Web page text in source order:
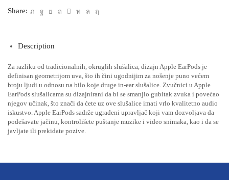
Share:
Description
Za razliku od tradicionalnih, okruglih slušalica, dizajn Apple EarPods je
definisan geometrijom uva, što ih čini ugodnijim za nošenje puno većem
broju ljudi u odnosu na bilo koje druge in-ear slušalice. Zvučnici u Apple
EarPods slušalicama su dizajnirani da bi se smanjio gubitak zvuka i povećao
njegov učinak, što znači da ćete uz ove slušalice imati vrlo kvalitetno audio
iskustvo. Apple EarPods sadrže ugrađeni upravljač koji vam dozvoljava da
podešavate jačinu, kontrolišete puštanje muzike i video snimaka, kao i da se
javljate ili prekidate pozive.